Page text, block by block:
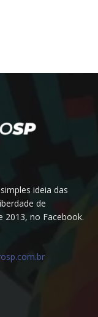
ideia das
de
2013, no Facebook.